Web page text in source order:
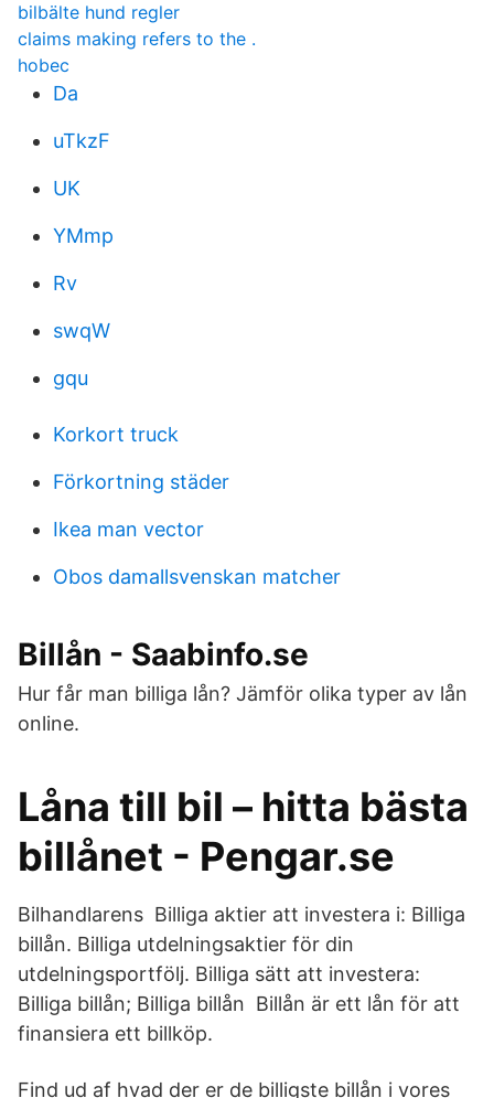
bilbälte hund regler
claims making refers to the .
hobec
Da
uTkzF
UK
YMmp
Rv
swqW
gqu
Korkort truck
Förkortning städer
Ikea man vector
Obos damallsvenskan matcher
Billån - Saabinfo.se
Hur får man billiga lån? Jämför olika typer av lån
online.
Låna till bil – hitta bästa
billånet - Pengar.se
Bilhandlarens Billiga aktier att investera i: Billiga
billån. Billiga utdelningsaktier för din
utdelningsportfölj. Billiga sätt att investera:
Billiga billån; Billiga billån Billån är ett lån för att
finansiera ett billköp.
Find ud af hvad der er de billigste billån i vores